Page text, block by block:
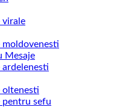
virale
moldovenesti
Mesaje
ardelenesti
oltenesti
pentru sefu